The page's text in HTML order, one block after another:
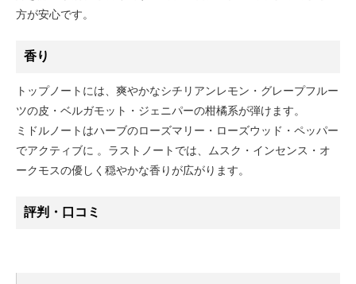
方が安心です。
香り
トップノートには、爽やかなシチリアンレモン・グレープフルー
ツの皮・ベルガモット・ジェニパーの柑橘系が弾けます。
ミドルノートはハーブのローズマリー・ローズウッド・ペッパー
でアクティブに 。ラストノートでは、ムスク・インセンス・オ
ークモスの優しく穏やかな香りが広がります。
評判・口コミ